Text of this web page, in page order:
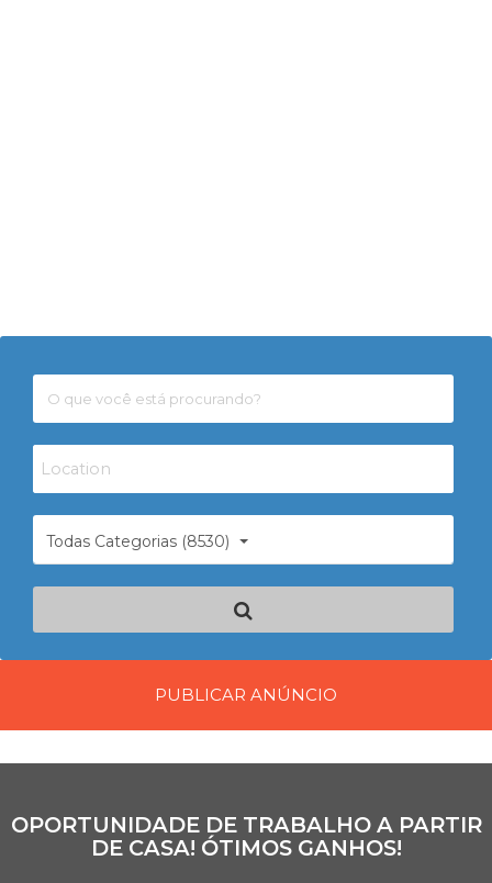
Todas Categorias (8530)
PUBLICAR ANÚNCIO
OPORTUNIDADE DE TRABALHO A PARTIR
DE CASA! ÓTIMOS GANHOS!